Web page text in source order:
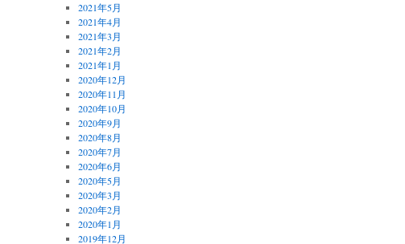
2021年5月
2021年4月
2021年3月
2021年2月
2021年1月
2020年12月
2020年11月
2020年10月
2020年9月
2020年8月
2020年7月
2020年6月
2020年5月
2020年3月
2020年2月
2020年1月
2019年12月